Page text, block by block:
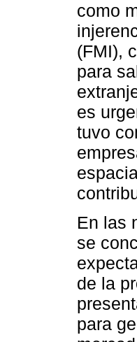
como
(FMI),
para
es
tuvo
En las
se
de la
para